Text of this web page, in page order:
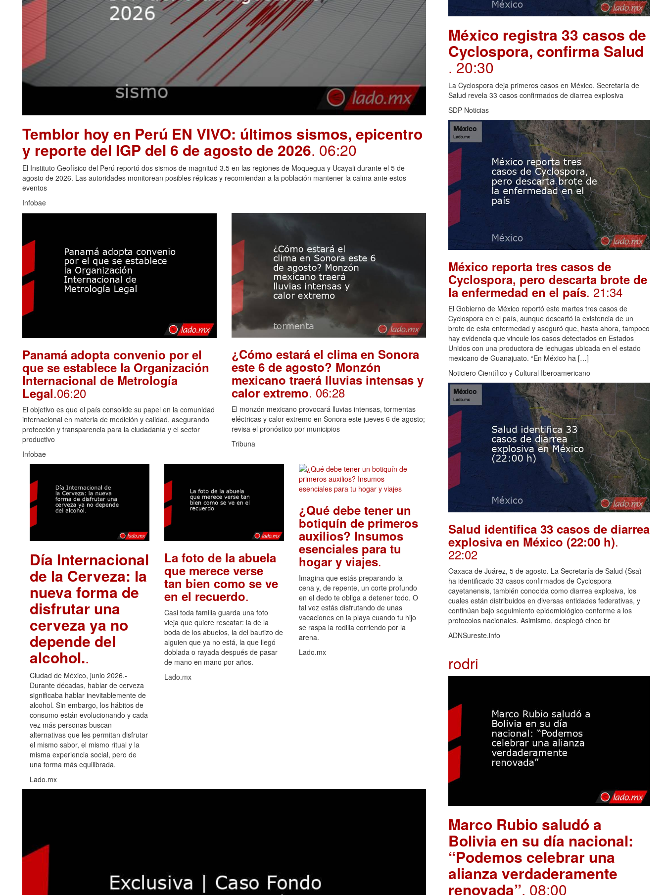
Temblor hoy en Perú EN VIVO: últimos sismos, epicentro
y reporte del IGP del 6 de agosto de 2026. 06:20
El Instituto Geofísico del Perú reportó dos sismos de magnitud 3.5 en las regiones de Moquegua y Ucayali durante el 5 de
agosto de 2026. Las autoridades monitorean posibles réplicas y recomiendan a la población mantener la calma ante estos
eventos
Infobae
Panamá adopta convenio por el
que se establece la Organización
Internacional de Metrología
Legal.06:20
El objetivo es que el país consolide su papel en la comunidad
internacional en materia de medición y calidad, asegurando
protección y transparencia para la ciudadanía y el sector
productivo
Infobae
¿Cómo estará el clima en Sonora
este 6 de agosto? Monzón
mexicano traerá lluvias intensas y
calor extremo. 06:28
El monzón mexicano provocará lluvias intensas, tormentas
eléctricas y calor extremo en Sonora este jueves 6 de agosto;
revisa el pronóstico por municipios
Tribuna
Día Internacional
de la Cerveza: la
nueva forma de
disfrutar una
cerveza ya no
depende del
alcohol..
Ciudad de México, junio 2026.-
Durante décadas, hablar de cerveza
significaba hablar inevitablemente de
alcohol. Sin embargo, los hábitos de
consumo están evolucionando y cada
vez más personas buscan
alternativas que les permitan disfrutar
el mismo sabor, el mismo ritual y la
misma experiencia social, pero de
una forma más equilibrada.
Lado.mx
La foto de la abuela
que merece verse
tan bien como se ve
en el recuerdo.
Casi toda familia guarda una foto
vieja que quiere rescatar: la de la
boda de los abuelos, la del bautizo de
alguien que ya no está, la que llegó
doblada o rayada después de pasar
de mano en mano por años.
Lado.mx
¿Qué debe tener un
botiquín de primeros
auxilios? Insumos
esenciales para tu
hogar y viajes.
Imagina que estás preparando la
cena y, de repente, un corte profundo
en el dedo te obliga a detener todo. O
tal vez estás disfrutando de unas
vacaciones en la playa cuando tu hijo
se raspa la rodilla corriendo por la
arena.
Lado.mx
México registra 33 casos de
Cyclospora, confirma Salud
. 20:30
La Cyclospora deja primeros casos en México. Secretaría de
Salud revela 33 casos confirmados de diarrea explosiva
SDP Noticias
México reporta tres casos de
Cyclospora, pero descarta brote de
la enfermedad en el país. 21:34
El Gobierno de México reportó este martes tres casos de
Cyclospora en el país, aunque descartó la existencia de un
brote de esta enfermedad y aseguró que, hasta ahora, tampoco
hay evidencia que vincule los casos detectados en Estados
Unidos con una productora de lechugas ubicada en el estado
mexicano de Guanajuato. “En México ha […]
Noticiero Científico y Cultural Iberoamericano
Salud identifica 33 casos de diarrea
explosiva en México (22:00 h).
22:02
Oaxaca de Juárez, 5 de agosto. La Secretaría de Salud (Ssa)
ha identificado 33 casos confirmados de Cyclospora
cayetanensis, también conocida como diarrea explosiva, los
cuales están distribuidos en diversas entidades federativas, y
continúan bajo seguimiento epidemiológico conforme a los
protocolos nacionales. Asimismo, desplegó cinco br
ADNSureste.info
rodri
Marco Rubio saludó a
Bolivia en su día nacional:
“Podemos celebrar una
alianza verdaderamente
renovada”. 08:00